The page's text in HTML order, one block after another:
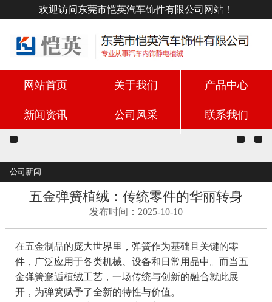
欢迎访问东莞市恺英汽车饰件有限公司网站！
网站首页 关于我们 产品中心
新闻资讯 公司风采 联系我们
公司新闻
五金弹簧植绒：传统零件的华丽转身
发布时间：2025-10-10
在五金制品的庞大世界里，弹簧作为基础且关键的零
件，广泛应用于各类机械、设备和日常用品中。而当五
金弹簧邂逅植绒工艺，一场传统与创新的融合就此展
开，为弹簧赋予了全新的特性与价值。